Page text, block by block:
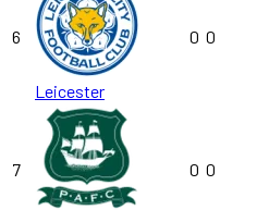
6
Leicester
0 0
7 0 0